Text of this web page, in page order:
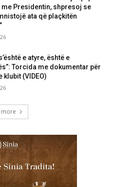
me Presidentin, shpresoj se
ata që plaçkitën
e atyre, është e
Torcida me dokumentar për
klubit (VIDEO)